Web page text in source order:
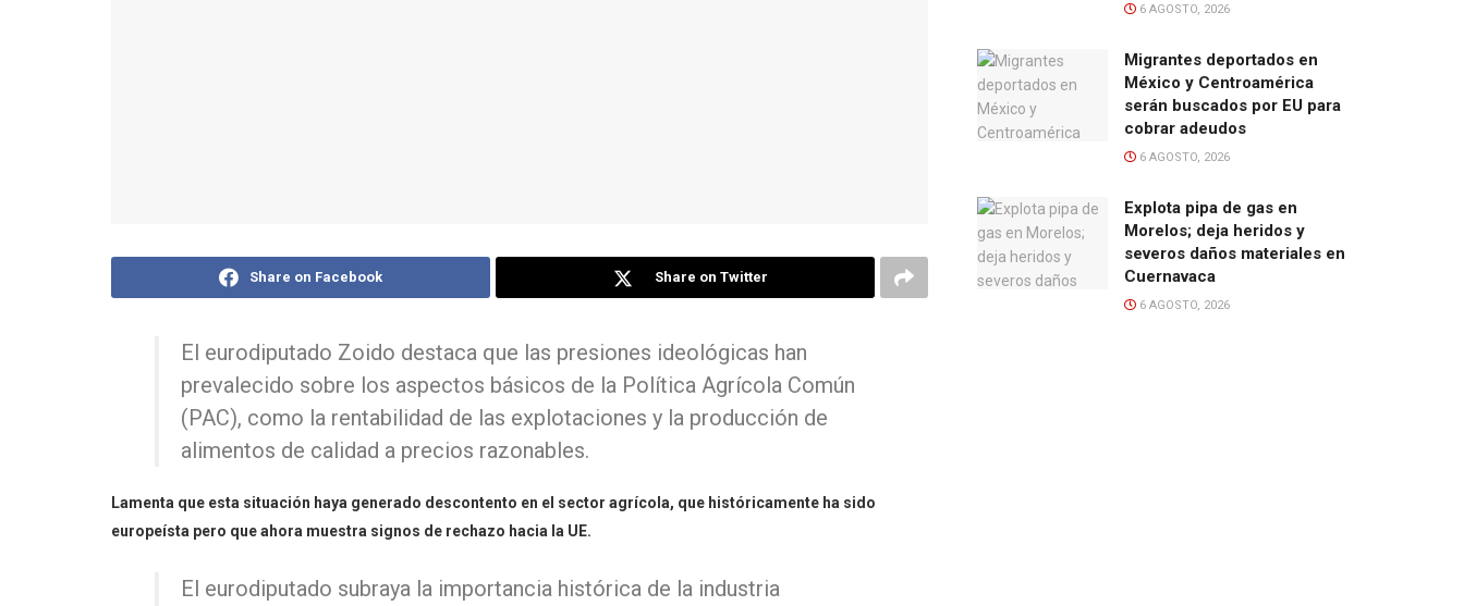
Share on Facebook Share on Twitter
El eurodiputado Zoido destaca que las presiones ideológicas han
prevalecido sobre los aspectos básicos de la Política Agrícola Común
(PAC), como la rentabilidad de las explotaciones y la producción de
alimentos de calidad a precios razonables.
Lamenta que esta situación haya generado descontento en el sector agrícola, que históricamente ha sido
europeísta pero que ahora muestra signos de rechazo hacia la UE.
El eurodiputado subraya la importancia histórica de la industria
6 AGOSTO, 2026
Migrantes deportados en
México y Centroamérica
serán buscados por EU para
cobrar adeudos
6 AGOSTO, 2026
Explota pipa de gas en
Morelos; deja heridos y
severos daños materiales en
Cuernavaca
6 AGOSTO, 2026